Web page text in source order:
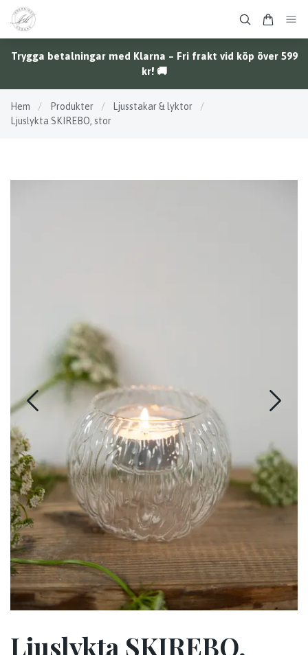
Trygga betalningar med Klarna – Fri frakt vid köp över 599
kr! 🚚
Hem / Produkter / Ljusstakar & lyktor
/
Ljuslykta SKIREBO, stor
Ljuslykta SKIREBO,